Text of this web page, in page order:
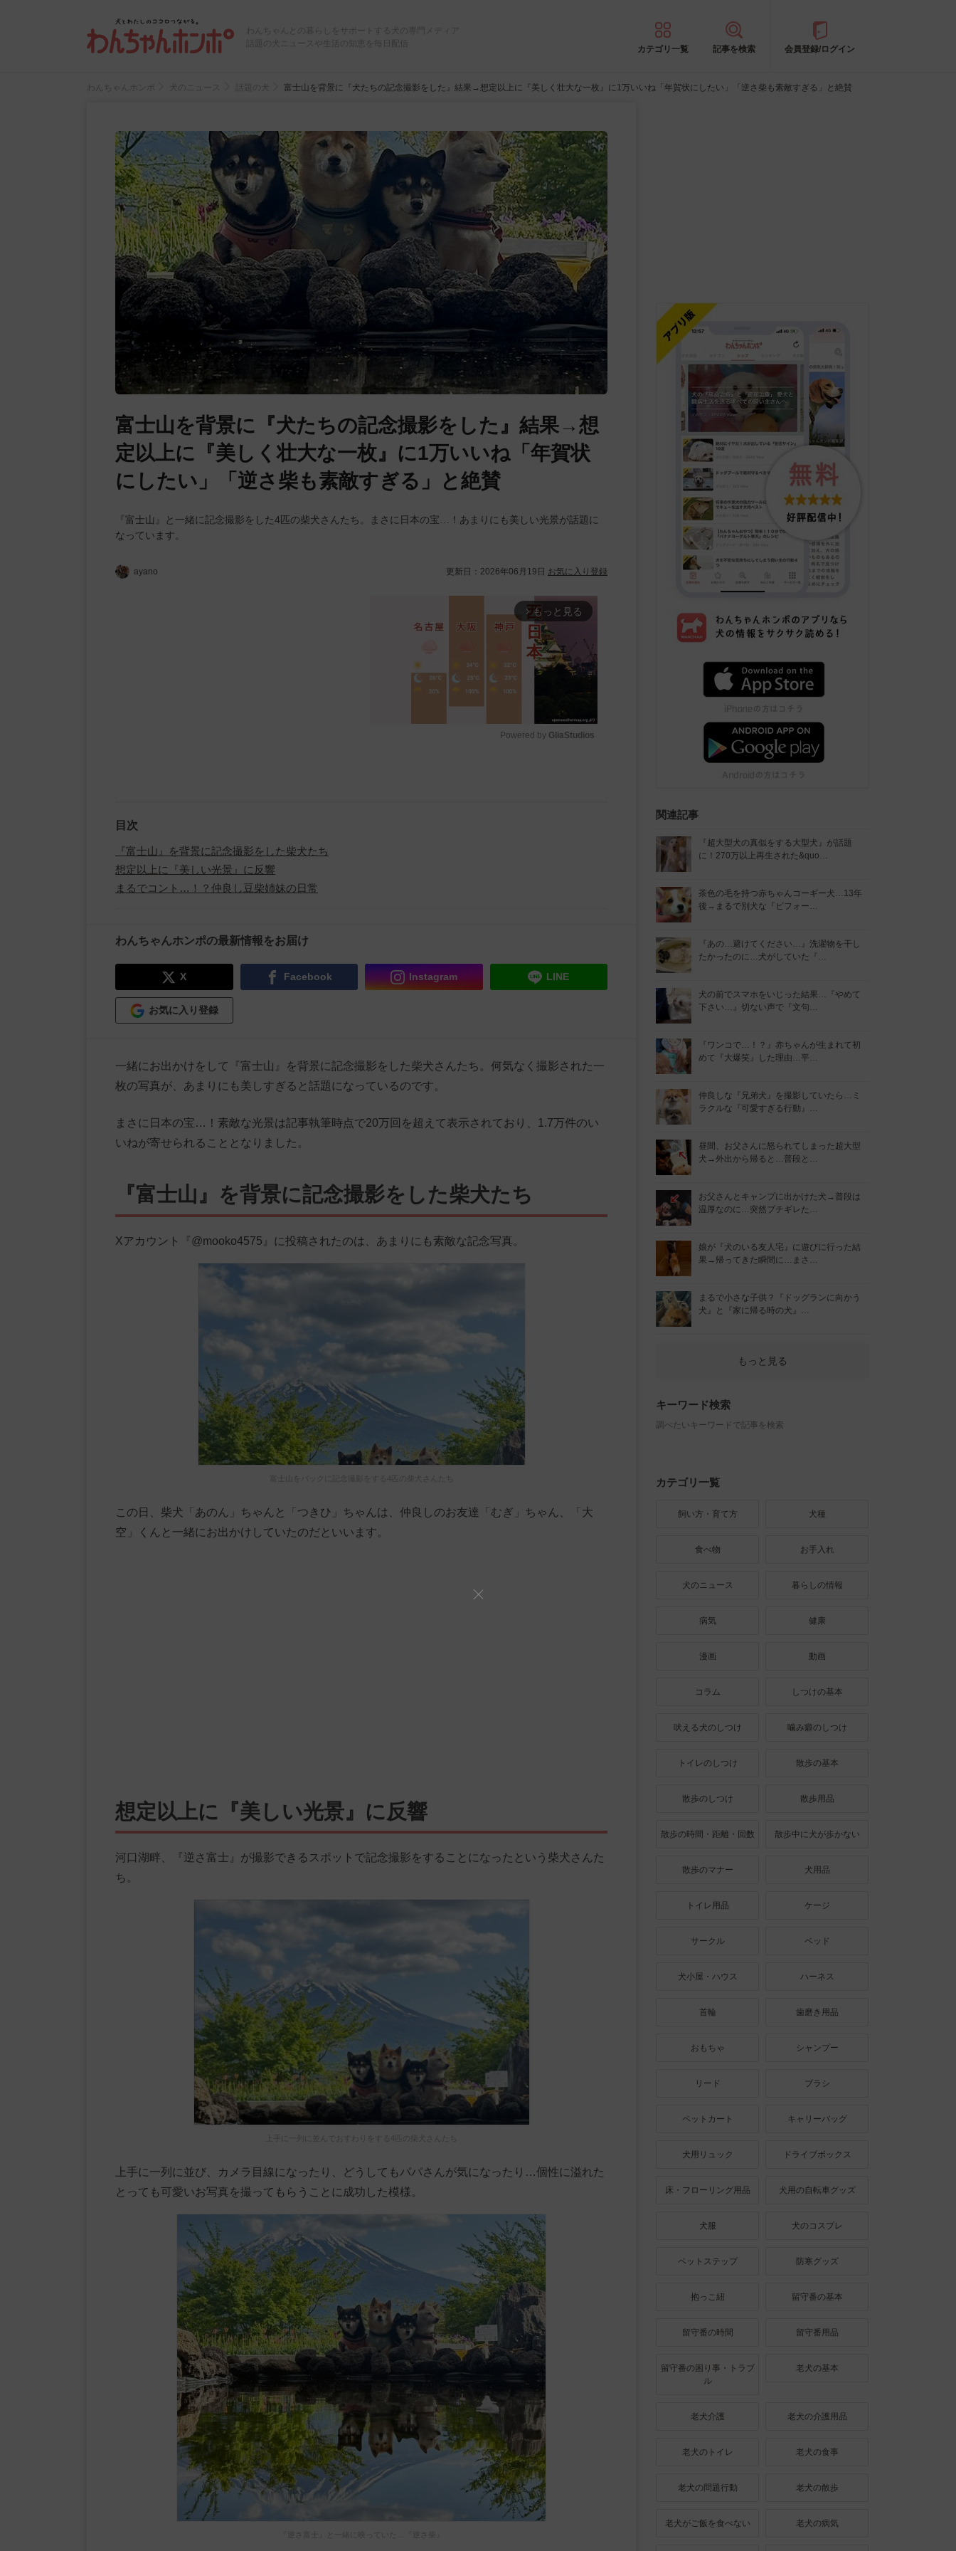
わんちゃんとの暮らしをサポートする犬の専門メディア
話題の犬ニュースや生活の知恵を毎日配信
カテゴリ一覧 記事を検索 会員登録/ログイン
わんちゃんホンポ 犬のニュース 話題の犬 富士山を背景に『犬たちの記念撮影をした』結果→想定以上に『美しく壮大な一枚』に1万いいね「年賀状にしたい」「逆さ柴も素敵すぎる」と絶賛
富士山を背景に『犬たちの記念撮影をした』結果→想
定以上に『美しく壮大な一枚』に1万いいね「年賀状
にしたい」「逆さ柴も素敵すぎる」と絶賛
『富士山』と一緒に記念撮影をした4匹の柴犬さんたち。まさに日本の宝…！あまりにも美しい光景が話題に
なっています。
ayano 更新日： 2026年06月19日 お気に入り登録
arrow_forward_ios もっと見る
Powered by GliaStudios
目次
『富士山』を背景に記念撮影をした柴犬たち
想定以上に『美しい光景』に反響
まるでコント…！？仲良し豆柴姉妹の日常
わんちゃんホンポの最新情報をお届け
X Facebook Instagram LINE
お気に入り登録
一緒にお出かけをして『富士山』を背景に記念撮影をした柴犬さんたち。何気なく撮影された一
枚の写真が、あまりにも美しすぎると話題になっているのです。
まさに日本の宝…！素敵な光景は記事執筆時点で20万回を超えて表示されており、1.7万件のい
いねが寄せられることとなりました。
『富士山』を背景に記念撮影をした柴犬たち
Xアカウント『@mooko4575』に投稿されたのは、あまりにも素敵な記念写真。
富士山をバックに記念撮影をする4匹の柴犬さんたち
この日、柴犬「あのん」ちゃんと「つきひ」ちゃんは、仲良しのお友達「むぎ」ちゃん、「大
空」くんと一緒にお出かけしていたのだといいます。
想定以上に『美しい光景』に反響
河口湖畔、『逆さ富士』が撮影できるスポットで記念撮影をすることになったという柴犬さんた
ち。
上手に一列に並んでおすわりをする4匹の柴犬さんたち
上手に一列に並び、カメラ目線になったり、どうしてもパパさんが気になったり…個性に溢れた
とっても可愛いお写真を撮ってもらうことに成功した模様。
『逆さ富士』と一緒に映っていた…『逆さ柴』
関連記事
『超大型犬の真似をする大型犬』が話題
に！270万以上再生された&quo…
茶色の毛を持つ赤ちゃんコーギー犬…13年
後→まるで別犬な『ビフォー…
『あの…避けてください…』洗濯物を干し
たかったのに…犬がしていた『…
犬の前でスマホをいじった結果…『やめて
下さい…』切ない声で『文句…
『ワンコで…！？』赤ちゃんが生まれて初
めて『大爆笑』した理由…平…
仲良しな『兄弟犬』を撮影していたら…ミ
ラクルな『可愛すぎる行動』…
昼間、お父さんに怒られてしまった超大型
犬→外出から帰ると…普段と…
お父さんとキャンプに出かけた犬→普段は
温厚なのに…突然ブチギレた…
娘が『犬のいる友人宅』に遊びに行った結
果→帰ってきた瞬間に…まさ…
まるで小さな子供？『ドッグランに向かう
犬』と『家に帰る時の犬』…
もっと見る
キーワード検索
調べたいキーワードで記事を検索
カテゴリ一覧
飼い方・育て方 犬種
食べ物 お手入れ
犬のニュース 暮らしの情報
病気 健康
漫画 動画
コラム しつけの基本
吠える犬のしつけ 噛み癖のしつけ
トイレのしつけ 散歩の基本
散歩のしつけ 散歩用品
散歩の時間・距離・回数 散歩中に犬が歩かない
散歩のマナー 犬用品
トイレ用品 ケージ
サークル ベッド
犬小屋・ハウス ハーネス
首輪 歯磨き用品
おもちゃ シャンプー
リード ブラシ
ペットカート キャリーバッグ
犬用リュック ドライブボックス
床・フローリング用品 犬用の自転車グッズ
犬服 犬のコスプレ
ペットステップ 防寒グッズ
抱っこ紐 留守番の基本
留守番の時間 留守番用品
留守番の困り事・トラブ
ル
老犬の基本
老犬介護 老犬の介護用品
老犬のトイレ 老犬の食事
老犬の問題行動 老犬の散歩
老犬がご飯を食べない 老犬の病気